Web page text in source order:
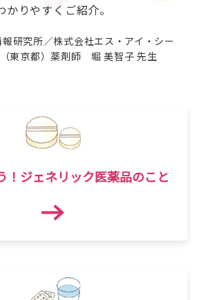
かりやすくご紹介。
報研究所／株式会社エス・アイ・シー
東京都）薬剤師 堀 美智子 先生
！ジェネリック医薬品のこと